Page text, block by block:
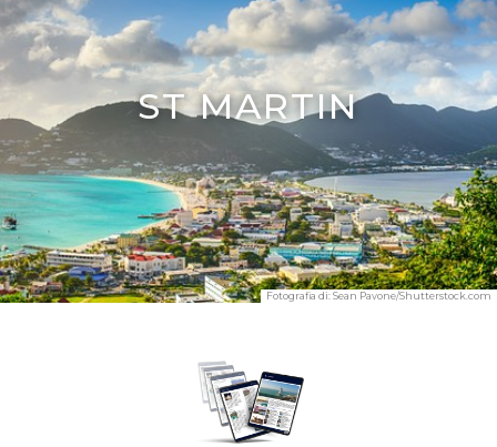
ST MARTIN
Fotografia di:Sean Pavone/Shutterstock.com